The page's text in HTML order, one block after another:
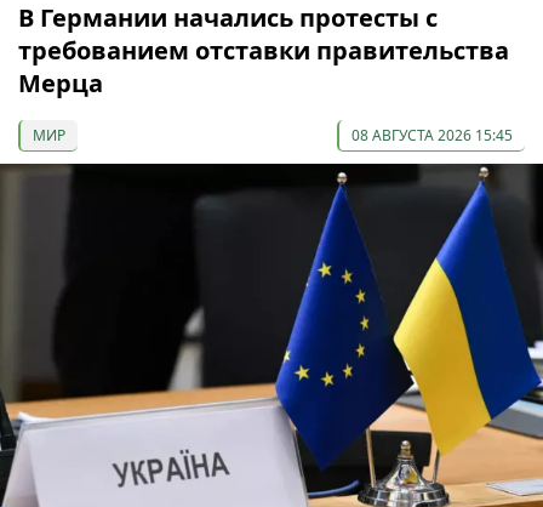
В Германии начались протесты с
требованием отставки правительства
Мерца
МИР 08 АВГУСТА 2026 15:45